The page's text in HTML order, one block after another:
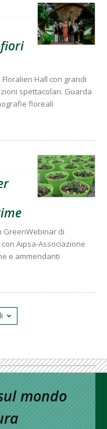
Hall con grandi
spettacolari. Guarda
floreali
GreenWebinar di
Aipsa-Associazione
e ammendanti
mondo